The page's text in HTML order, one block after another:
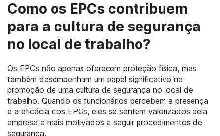
Como os EPCs contribuem
para a cultura de segurança
no local de trabalho?
Os EPCs não apenas oferecem proteção física, mas
também desempenham um papel significativo na
promoção de uma cultura de segurança no local de
trabalho. Quando os funcionários percebem a presença
e a eficácia dos EPCs, eles se sentem valorizados pela
empresa e mais motivados a seguir procedimentos de
segurança.